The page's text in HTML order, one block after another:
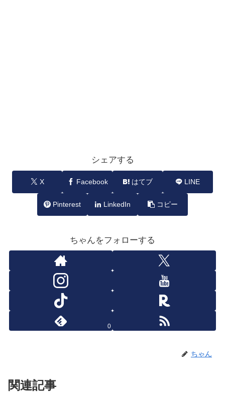
シェアする
X Facebook はてブ LINE
Pinterest LinkedIn コピー
ちゃんをフォローする
0
ちゃん
関連記事